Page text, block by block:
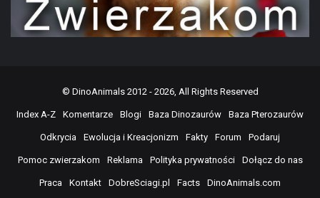
© DinoAnimals2012 - 2026, All Rights Reserved
Index A-Z Komentarze Blogi Baza Dinozaurów Baza Pterozaurów
Odkrycia Ewolucja i Kreacjonizm Fakty Forum Podaruj
Pomoc zwierzakom Reklama Polityka prywatności Dołącz do nas
Praca Kontakt DobreSciagi.pl Facts DinoAnimals.com